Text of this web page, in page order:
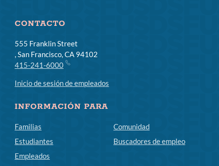
CONTACTO
555 Franklin Street
, San Francisco, CA 94102
415-241-6000
Inicio de sesión de empleados
INFORMACIÓN PARA
Familias
Estudiantes
Empleados
Comunidad
Buscadores de empleo